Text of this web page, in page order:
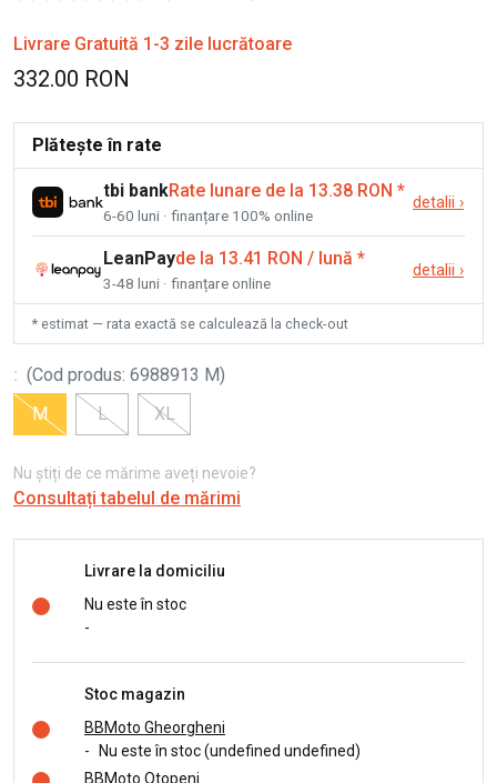
Livrare Gratuită 1-3 zile lucrătoare
332.00 RON
Plătește în rate
tbi bankRate lunare de la 13.38 RON *
6-60 luni · finanțare 100% online
detalii ›
LeanPayde la 13.41 RON / lună *
3-48 luni · finanțare online
detalii ›
* estimat — rata exactă se calculează la check-out
: (Cod produs: 6988913 M)
M
L XL
Nu știți de ce mărime aveți nevoie?
Consultați tabelul de mărimi
Livrare la domiciliu
Nu este în stoc
-
Stoc magazin
BBMoto Gheorgheni
-
Nu este în stoc (undefined undefined)
BBMoto Otopeni